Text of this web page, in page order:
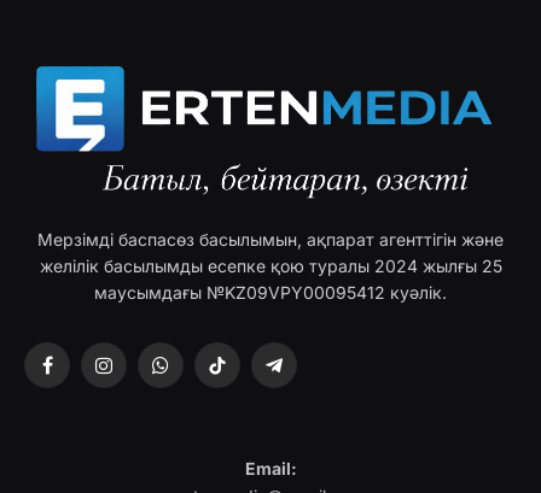
Мерзімді баспасөз басылымын, ақпарат агенттігін және
желілік басылымды есепке қою туралы 2024 жылғы 25
маусымдағы №KZ09VPY00095412 куәлік.
FacebookInstagramWhatsAppTikTok Telegram
Email: